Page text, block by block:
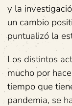
y la
un cambio
puntualizó la
Los distintos
mucho por
tiempo que
pandemia, se